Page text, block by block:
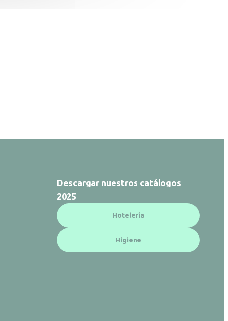
Descargar nuestros catálogos
2025
Hotelería
Higiene